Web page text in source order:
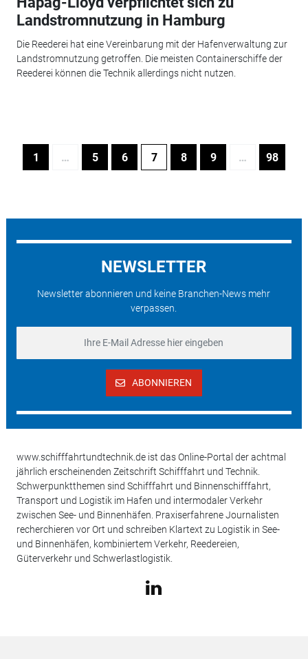
Landstromnutzung in Hamburg
Die Reederei hat eine Vereinbarung mit der Hafenverwaltung zur
Landstromnutzung getroffen. Die meisten Containerschiffe der
Reederei können die Technik allerdings nicht nutzen.
1 … 5 6 7 8 9 … 98
NEWSLETTER
Newsletter abonnieren und keine Branchen-News mehr
verpassen.
ABONNIEREN
www.schifffahrtundtechnik.de ist das Online-Portal der achtmal
jährlich erscheinenden Zeitschrift Schifffahrt und Technik.
Schwerpunktthemen sind Schifffahrt und Binnenschifffahrt,
Transport und Logistik im Hafen und intermodaler Verkehr
zwischen See- und Binnenhäfen. Praxiserfahrene Journalisten
recherchieren vor Ort und schreiben Klartext zu Logistik in See-
und Binnenhäfen, kombiniertem Verkehr, Reedereien,
Güterverkehr und Schwerlastlogistik.